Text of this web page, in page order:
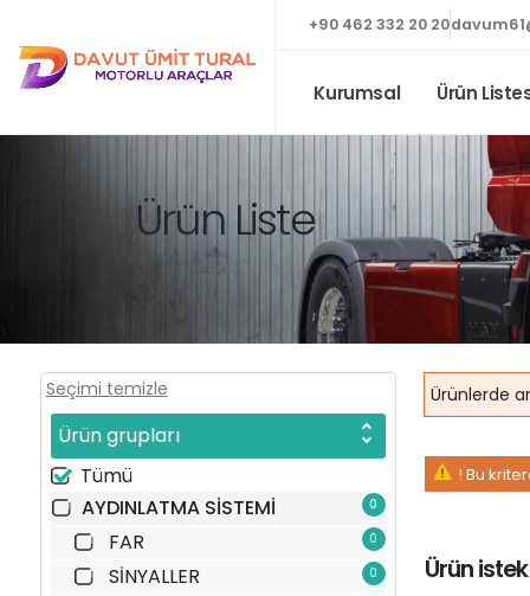
+90 462 332 20 20
Kurumsal Ürün
Ürün Liste
Seçimi temizle
Ürün grupları
Tümü
AYDINLATMA SİSTEMİ
0
FAR 0
SİNYALLER 0
! Bu
Ürün